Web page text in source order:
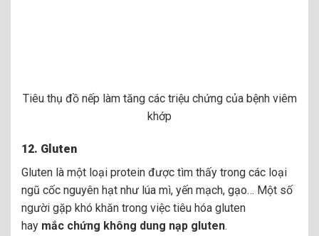
Tiêu thụ đồ nếp làm tăng các triệu chứng của bệnh viêm
khớp
12. Gluten
Gluten là một loại protein được tìm thấy trong các loại
ngũ cốc nguyên hạt như lúa mì, yến mạch, gạo… Một số
người gặp khó khăn trong việc tiêu hóa gluten
hay mắc chứng không dung nạp gluten.